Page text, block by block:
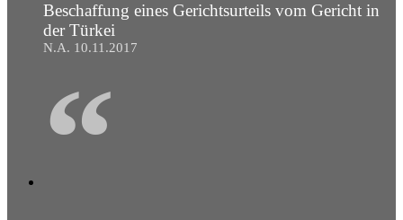
Beschaffung eines Gerichtsurteils vom Gericht in
der Türkei
N.A. 10.11.2017
“